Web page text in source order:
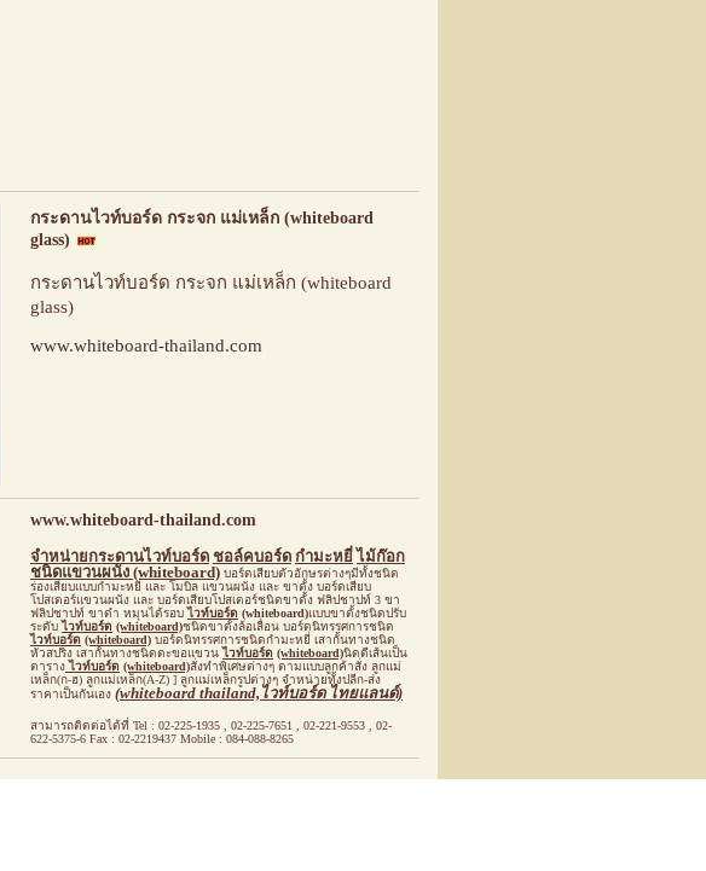
กระดานไวท์บอร์ด กระจก แม่เหล็ก (whiteboard
glass)
กระดานไวท์บอร์ด กระจก แม่เหล็ก (whiteboard
glass)
www.whiteboard-thailand.com
www.whiteboard-thailand.com
จำหน่ายกระดานไวท์บอร์ด ชอล์คบอร์ด กำมะหยี่ ไม้ก๊อก
ชนิดแขวนผนัง (whiteboard) บอร์ดเสียบตัวอักษรต่างๆมีทั้งชนิด
ร่องเสียบแบบกำมะหยี่ และ โมบิล แขวนผนัง และ ขาตั้ง บอร์ดเสียบ
โปสเตอร์แขวนผนัง และ บอร์ดเสียบโปสเตอร์ชนิดขาตั้ง ฟลิปชาปท์ 3 ขา
ฟลิปชาปท์ ขาดำ หมุนได้รอบไวท์บอร์ด (whiteboard)แบบขาตั้งชนิดปรับ
ระดับไวท์บอร์ด (whiteboard)ชนิดขาตั้งล้อเลื่อน บอร์ดนิทรรศการชนิด
ไวท์บอร์ด (whiteboard) บอร์ดนิทรรศการชนิดกำมะหยี่ เสากั้นทางชนิด
หัวสปริง เสากั้นทางชนิดตะขอแขวนไวท์บอร์ด (whiteboard)นิดตีเส้นเป็น
ตารางไวท์บอร์ด (whiteboard)สั่งทำพิเศษต่างๆ ตามแบบลูกค้าสั่ง ลูกแม่
เหล็ก(ก-ฮ) ลูกแม่เหล็ก(A-Z) ] ลูกแม่เหล็กรูปต่างๆ จำหน่ายทั้งปลีก-ส่ง
ราคาเป็นกันเอง (whiteboard thailand,ไวท์บอร์ด ไทยแลนด์)
สามารถติดต่อได้ที่ Tel : 02-225-1935 , 02-225-7651 , 02-221-9553 , 02-
622-5375-6 Fax : 02-2219437 Mobile : 084-088-8265